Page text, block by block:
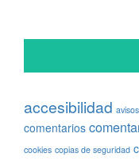
accesibilidad
comentarios
cookies copias de seguridad